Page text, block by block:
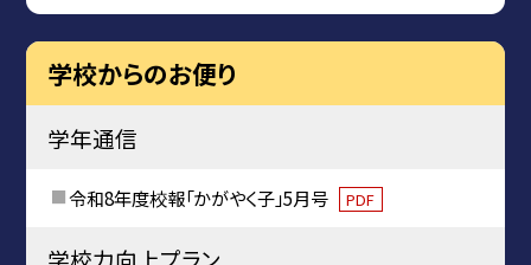
学校からのお便り
学年通信
令和8年度校報「かがやく子」5月号 PDF